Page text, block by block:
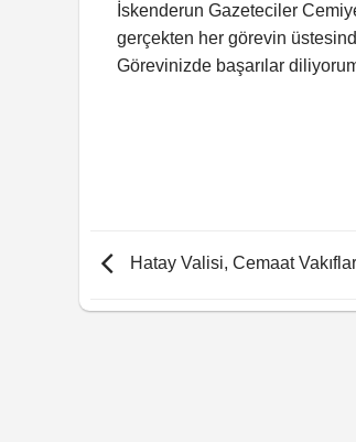
İskenderun Gazeteciler
gerçekten her görevin
Görevinizde başarılar
Hatay Valisi, Cemaat